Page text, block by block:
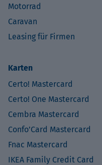
Motorrad
Caravan
Leasing für Firmen
Karten
Certo! Mastercard
Certo! One Mastercard
Cembra Mastercard
Confo’Card Mastercard
Fnac Mastercard
IKEA Family Credit Card